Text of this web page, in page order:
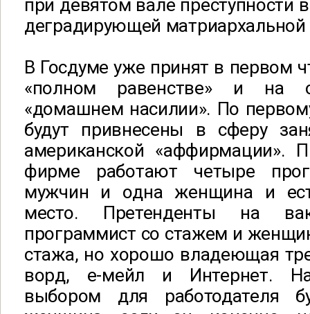
при девятом вале
деградирующей матриархальной
В Госдуме уже принят в первом
«полном равенстве» и на
«домашнем насилии». По
будут привнесены в сферу
американской «аффирмации».
фирме работают четыре
мужчин и одна женщина и
место. Претенденты на
программист со стажем и
стажа, но хорошо владеющая
ворд, е-мейл и Интернет.
выбором для работодателя